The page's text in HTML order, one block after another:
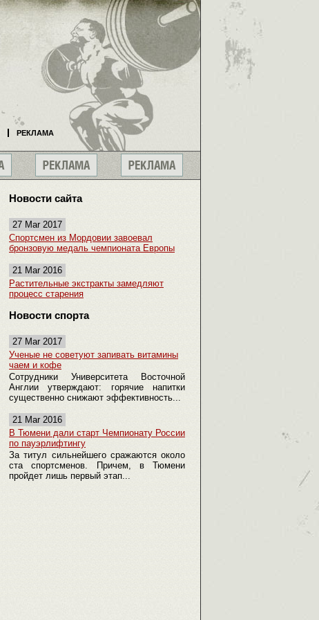
Новости сайта
27 Mar 2017
Спортсмен из Мордовии завоевал
бронзовую медаль чемпионата Европы
21 Mar 2016
Растительные экстракты замедляют
процесс старения
Новости спорта
27 Mar 2017
Ученые не советуют запивать витамины
чаем и кофе
Сотрудники Университета Восточной
Англии утверждают: горячие напитки
существенно снижают эффективность...
21 Mar 2016
В Тюмени дали старт Чемпионату России
по пауэрлифтингу
За титул сильнейшего сражаются около
ста спортсменов. Причем, в Тюмени
пройдет лишь первый этап...
РЕКЛАМА